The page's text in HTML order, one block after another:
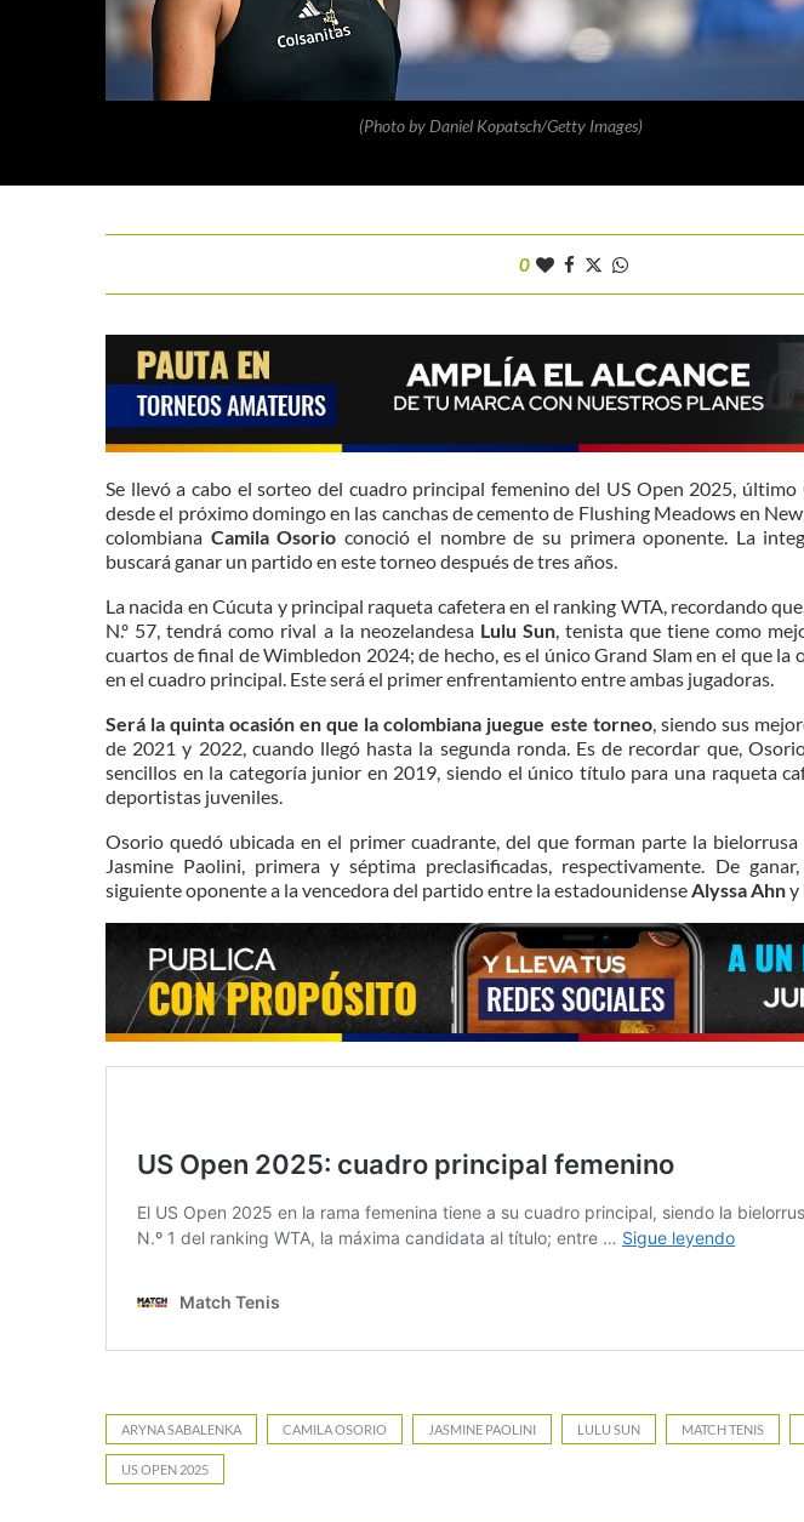
(Photo by Daniel Kopatsch/Getty Images)
0
Se llevó a cabo el sorteo del cuadro principal femenino del US Open 2025, último
desde el próximo domingo en las canchas de cemento de Flushing Meadows en
colombiana Camila Osorio conoció el nombre de su primera oponente. La
buscará ganar un partido en este torneo después de tres años.
La nacida en Cúcuta y principal raqueta cafetera en el ranking WTA, recordando
N.º 57, tendrá como rival a la neozelandesa Lulu Sun, tenista que tiene como
cuartos de final de Wimbledon 2024; de hecho, es el único Grand Slam en el que la
en el cuadro principal. Este será el primer enfrentamiento entre ambas jugadoras.
Será la quinta ocasión en que la colombiana juegue este torneo, siendo sus
de 2021 y 2022, cuando llegó hasta la segunda ronda. Es de recordar que,
sencillos en la categoría junior en 2019, siendo el único título para una raqueta
deportistas juveniles.
Osorio quedó ubicada en el primer cuadrante, del que forman parte la
Jasmine Paolini, primera y séptima preclasificadas, respectivamente. De
siguiente oponente a la vencedora del partido entre la estadounidenseAlyssa Ahny
ARYNA SABALENKA CAMILA OSORIO JASMINE PAOLINI LULU SUN MATCH TENIS
US OPEN 2025